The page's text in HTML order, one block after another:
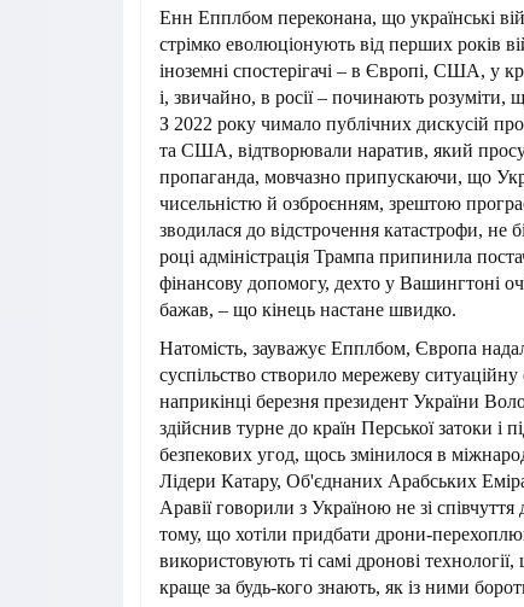
Енн Епплбом переконана, що українські
стрімко еволюціонують від перших років
іноземні спостерігачі – в Європі, США, у
і, звичайно, в росії – починають розуміти,
З 2022 року чимало публічних дискусій про
та США, відтворювали наратив, який
пропаганда, мовчазно припускаючи, що
чисельністю й озброєнням, зрештою
зводилася до відстрочення катастрофи, не
році адміністрація Трампа припинила
фінансову допомогу, дехто у Вашингтоні
бажав, – що кінець настане швидко.
Натомість, зауважує Епплбом, Європа
суспільство створило мережеву ситуаційну
наприкінці березня президент України
здійснив турне до країн Перської затоки і
безпекових угод, щось змінилося в
Лідери Катару, Об'єднаних Арабських
Аравії говорили з Україною не зі
тому, що хотіли придбати дрони-
використовують ті самі дронові технології,
краще за будь-кого знають, як із ними